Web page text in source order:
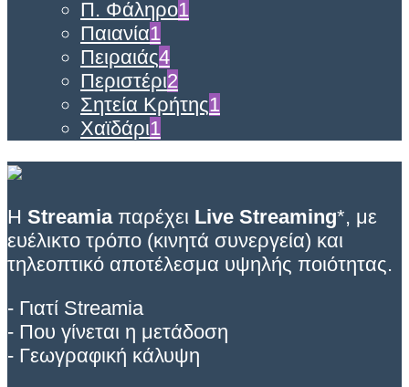
Π. Φάληρο1
Παιανία1
Πειραιάς4
Περιστέρι2
Σητεία Κρήτης1
Χαϊδάρι1
Η Streamiaπαρέχει Live Streaming*, με
ευέλικτο τρόπο (κινητά συνεργεία) και
τηλεοπτικό αποτέλεσμα υψηλής ποιότητας.
- Γιατί Streamia
- Που γίνεται η μετάδοση
- Γεωγραφική κάλυψη